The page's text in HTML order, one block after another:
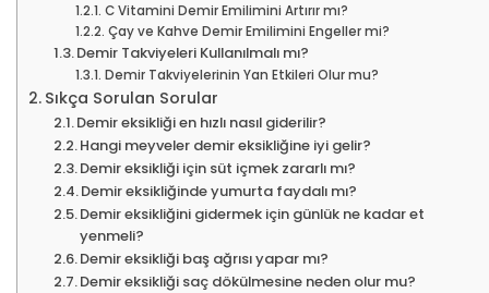
C Vitamini Demir Emilimini Artırır mı?
Çay ve Kahve Demir Emilimini Engeller mi?
Demir Takviyeleri Kullanılmalı mı?
Demir Takviyelerinin Yan Etkileri Olur mu?
Sıkça Sorulan Sorular
Demir eksikliği en hızlı nasıl giderilir?
Hangi meyveler demir eksikliğine iyi gelir?
Demir eksikliği için süt içmek zararlı mı?
Demir eksikliğinde yumurta faydalı mı?
Demir eksikliğini gidermek için günlük ne kadar et
yenmeli?
Demir eksikliği baş ağrısı yapar mı?
Demir eksikliği saç dökülmesine neden olur mu?